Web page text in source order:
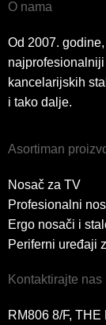
O nama
Od 2007.
kancelarijskih
i tako dalje.
Asortiman
Nosač za TV
Profesionalni
Ergo nosači i
Periferni uređaji
Kontaktirajte nas
RM806 8/F,